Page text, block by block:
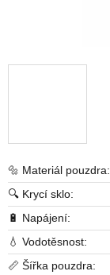
🔩 Materiál pouzdra:
🔍 Krycí sklo:
🔋 Napájení:
💧 Vodotěsnost:
📏 Šířka pouzdra: